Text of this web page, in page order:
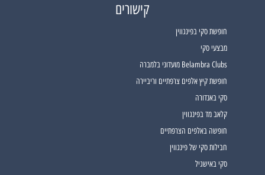
קישורים
חופשת סקי בפינגווין
מבצעי סקי
Belambra Clubs מועדוני בלמברה
חופשת קיץ אלפים צרפתיים וריביירה
סקי באנדורה
קלאב מד בפינגווין
חופשה באלפים הצרפתיים
חבילות סקי של פינגווין
סקי באישגיל